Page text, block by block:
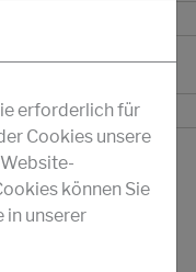
erforderlich für
Cookies unsere
können Sie
in unserer